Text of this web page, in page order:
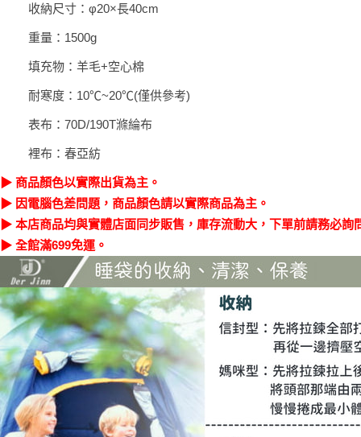
收納尺寸：φ20×長40cm
重量：1500g
填充物：羊毛+空心棉
耐寒度：10℃~20℃(僅供參考)
表布：70D/190T滌綸布
裡布：春亞紡
▶ 商品顏色以實際出貨為主。
▶ 因電腦色差問題，商品顏色請以實際商品為主。
▶ 本店商品均與實體店面同步販售，庫存流動大，下單前請務必詢
▶ 全館滿699免運。